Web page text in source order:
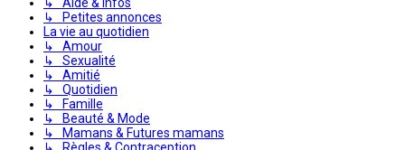
↳ Petites annonces
La vie au quotidien
↳ Amour
↳ Sexualité
↳ Amitié
↳ Quotidien
↳ Famille
↳ Beauté & Mode
↳ Mamans & Futures mamans
↳ Règles & Contraception